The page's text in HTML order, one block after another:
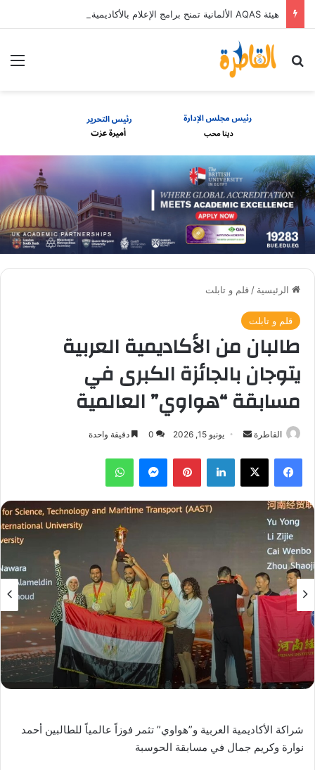
بحث عن
الرئيسية / قلم و تابلت
قلم و تابلت
طالبان من الأكاديمية العربية
يتوجان بالجائزة الكبرى في
مسابقة “هواوي” العالمية
القاطرة
أرسل
إلكترونيا
يونيو 15, 2026 0 دقيقة واحدة
فيسبوك ‫X لينكدإن بينتيريستماسنجر واتساب
شراكة الأكاديمية العربية و”هواوي” تثمر فوزاً عالمياً للطالبين أحمد
نوارة وكريم جمال في مسابقة الحوسبة